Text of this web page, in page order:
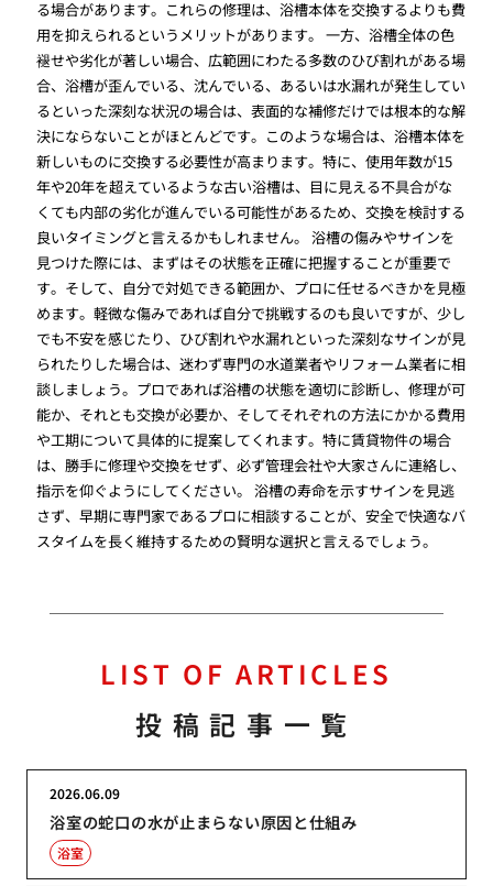
る場合があります。これらの修理は、浴槽本体を交換するよりも費
用を抑えられるというメリットがあります。 一方、浴槽全体の色
褪せや劣化が著しい場合、広範囲にわたる多数のひび割れがある場
合、浴槽が歪んでいる、沈んでいる、あるいは水漏れが発生してい
るといった深刻な状況の場合は、表面的な補修だけでは根本的な解
決にならないことがほとんどです。このような場合は、浴槽本体を
新しいものに交換する必要性が高まります。特に、使用年数が15
年や20年を超えているような古い浴槽は、目に見える不具合がな
くても内部の劣化が進んでいる可能性があるため、交換を検討する
良いタイミングと言えるかもしれません。 浴槽の傷みやサインを
見つけた際には、まずはその状態を正確に把握することが重要で
す。そして、自分で対処できる範囲か、プロに任せるべきかを見極
めます。軽微な傷みであれば自分で挑戦するのも良いですが、少し
でも不安を感じたり、ひび割れや水漏れといった深刻なサインが見
られたりした場合は、迷わず専門の水道業者やリフォーム業者に相
談しましょう。プロであれば浴槽の状態を適切に診断し、修理が可
能か、それとも交換が必要か、そしてそれぞれの方法にかかる費用
や工期について具体的に提案してくれます。特に賃貸物件の場合
は、勝手に修理や交換をせず、必ず管理会社や大家さんに連絡し、
指示を仰ぐようにしてください。 浴槽の寿命を示すサインを見逃
さず、早期に専門家であるプロに相談することが、安全で快適なバ
スタイムを長く維持するための賢明な選択と言えるでしょう。
LIST OF ARTICLES
投稿記事一覧
浴室の蛇口の水が止まらない原因と仕組み
2026.06.09
浴室